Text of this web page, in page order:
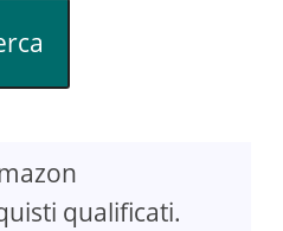
qualificati.